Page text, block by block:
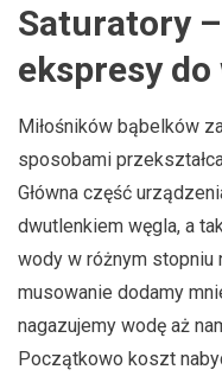
Saturatory
ekspresy
Miłośników bąbelków
sposobami
Główna część
dwutlenkiem węgla, a
wody w różnym stopniu
musowanie dodamy
nagazujemy wodę aż
Początkowo koszt